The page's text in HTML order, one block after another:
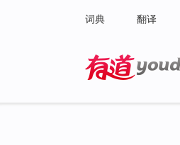
词典 翻译